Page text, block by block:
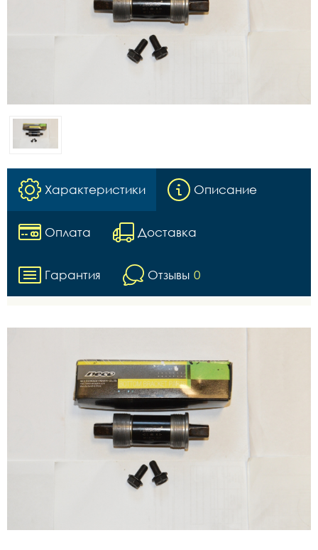
Характеристики Описание
Оплата Доставка
Гарантия Отзывы 0